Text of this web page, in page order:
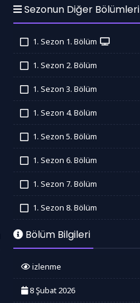
Sezonun Diğer Bölümleri
1. Sezon 1. Bölüm
1. Sezon 2. Bölüm
1. Sezon 3. Bölüm
1. Sezon 4. Bölüm
1. Sezon 5. Bölüm
1. Sezon 6. Bölüm
1. Sezon 7. Bölüm
1. Sezon 8. Bölüm
Bölüm Bilgileri
izlenme
8 Şubat 2026